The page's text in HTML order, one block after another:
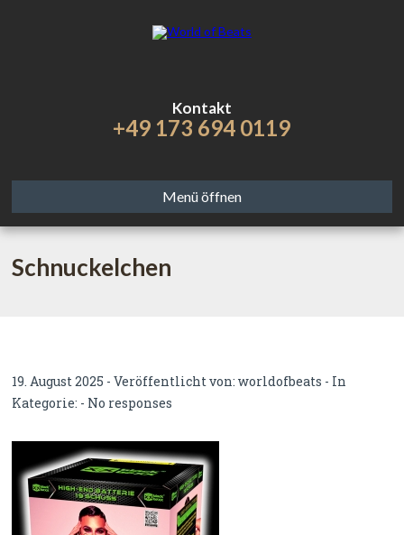
Kontakt
+49 173 694 0119
Menü öffnen
Schnuckelchen
19. August 2025 - Veröffentlicht von:worldofbeats - In
Kategorie: - No responses